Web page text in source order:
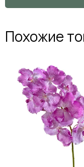
Похожие